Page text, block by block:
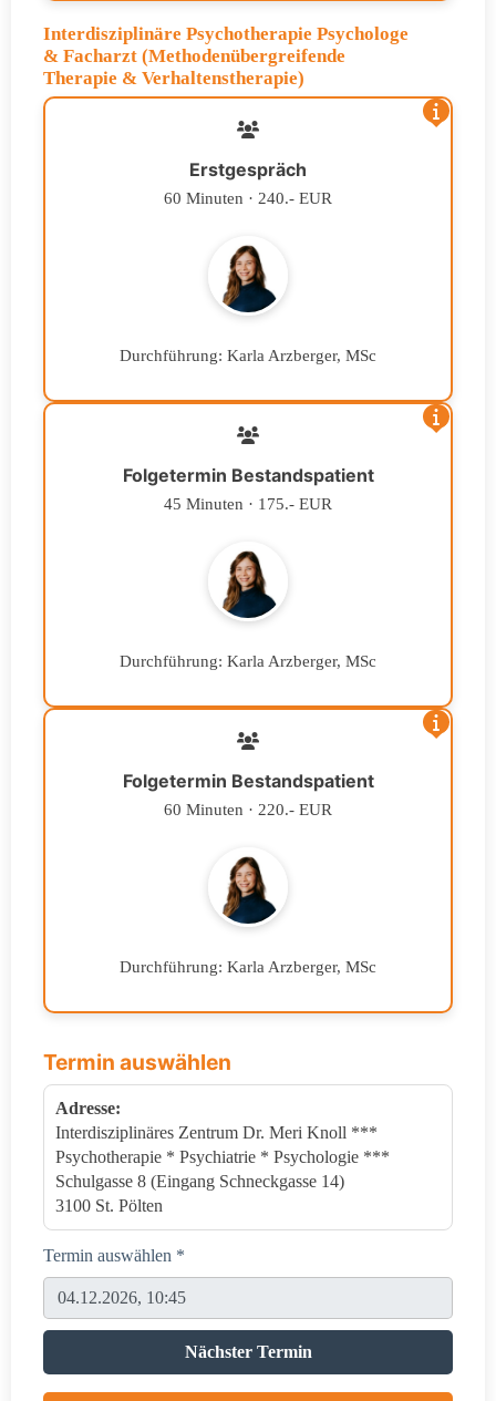
Interdisziplinäre Psychotherapie Psychologe
& Facharzt (Methodenübergreifende
Therapie & Verhaltenstherapie)
Erstgespräch
60 Minuten · 240.- EUR
Durchführung: Karla Arzberger, MSc
Folgetermin Bestandspatient
45 Minuten · 175.- EUR
Durchführung: Karla Arzberger, MSc
Folgetermin Bestandspatient
60 Minuten · 220.- EUR
Durchführung: Karla Arzberger, MSc
Termin auswählen
Adresse:
Interdisziplinäres Zentrum Dr. Meri Knoll ***
Psychotherapie * Psychiatrie * Psychologie ***
Schulgasse 8 (Eingang Schneckgasse 14)
3100 St. Pölten
Termin auswählen *
Nächster Termin